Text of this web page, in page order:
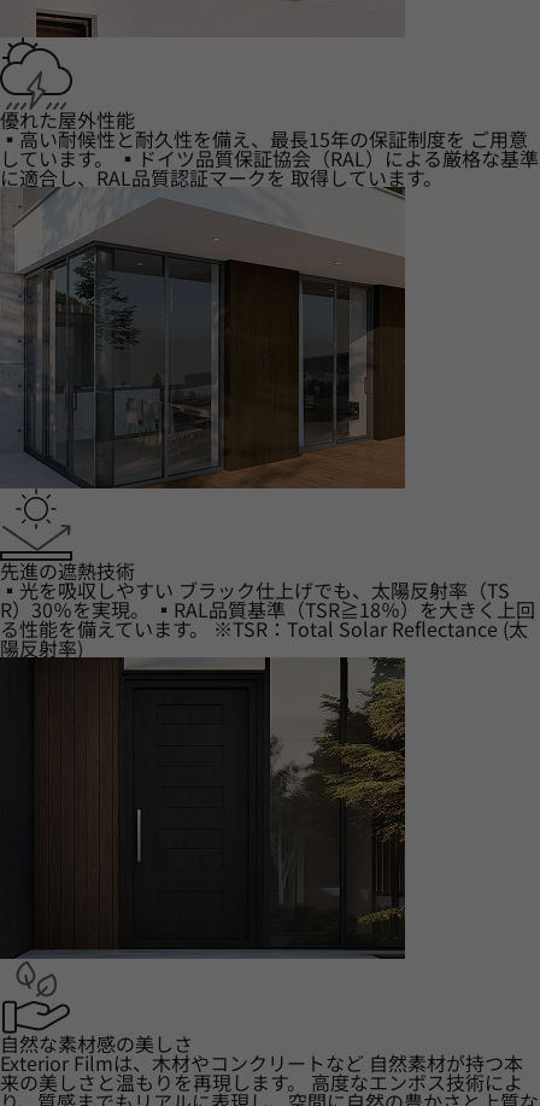
優れた屋外性能
▪高い耐候性と耐久性を備え、最長15年の保証制度を ご用意
しています。 ▪ドイツ品質保証協会（RAL）による厳格な基準
に適合し、RAL品質認証マークを 取得しています。
先進の遮熱技術
▪光を吸収しやすい ブラック仕上げでも、太陽反射率（TS
R）30％を実現。 ▪RAL品質基準（TSR≧18％）を大きく上回
る性能を備えています。 ※TSR：Total Solar Reflectance (太
陽反射率)
自然な素材感の美しさ
Exterior Filmは、木材やコンクリートなど 自然素材が持つ本
来の美しさと温もりを再現します。 高度なエンボス技術によ